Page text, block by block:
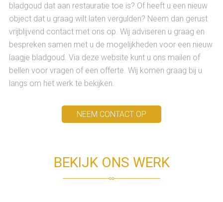
bladgoud dat aan restauratie toe is? Of heeft u een nieuw
object dat u graag wilt laten vergulden? Neem dan gerust
vrijblijvend contact met ons op. Wij adviseren u graag en
bespreken samen met u de mogelijkheden voor een nieuw
laagje bladgoud. Via deze website kunt u ons mailen of
bellen voor vragen of een offerte. Wij komen graag bij u
langs om het werk te bekijken.
NEEM CONTACT OP
BEKIJK ONS WERK